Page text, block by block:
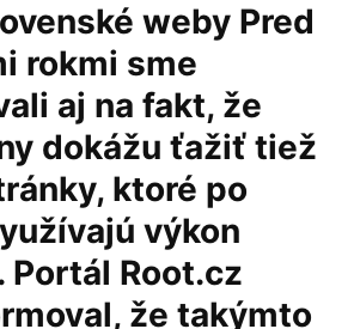
weby Pred
rokmi sme
aj na fakt, že
dokážu ťažiť tiež
ktoré po
výkon
Portál Root.cz
že takýmto